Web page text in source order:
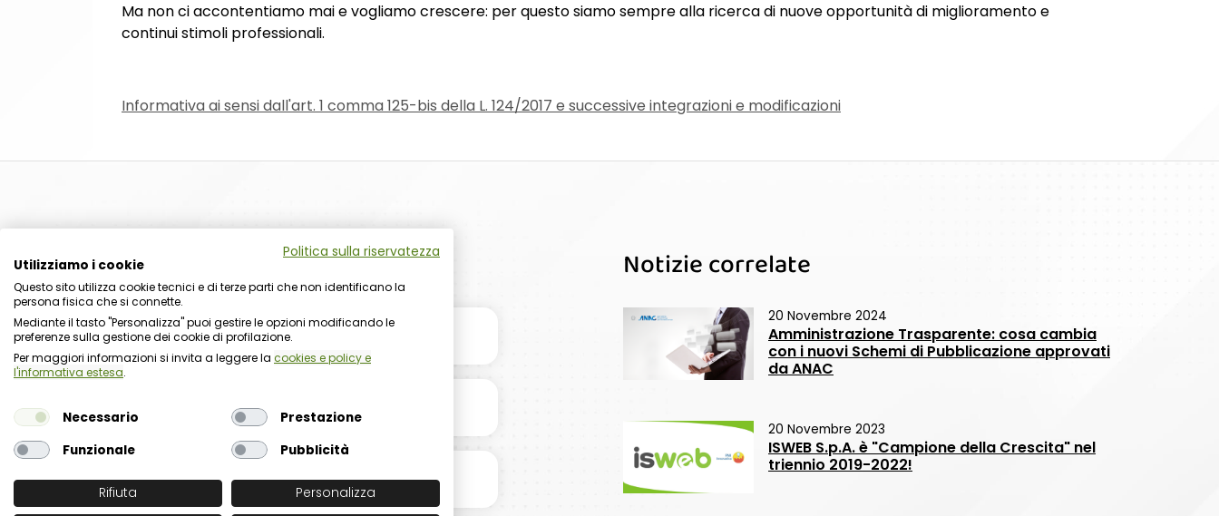
Ma non ci accontentiamo mai e vogliamo crescere: per questo siamo sempre alla ricerca di nuove opportunità di miglioramento e
continui stimoli professionali.
Informativa ai sensi dall'art. 1 comma 125-bis della L. 124/2017 e successive integrazioni e modificazioni
Progetti correlati
Camera di Commercio Maremma e Tirreno
Comune di Nettuno (Rm)
Comune di Cosenza
Notizie correlate
20 Novembre 2024
Amministrazione Trasparente: cosa cambia
con i nuovi Schemi di Pubblicazione approvati
da ANAC
20 Novembre 2023
ISWEB S.p.A. è "Campione della Crescita" nel
triennio 2019-2022!
Politica sulla riservatezza
Utilizziamo i cookie
Questo sito utilizza cookie tecnici e di terze parti che non identificano la
persona fisica che si connette.
Mediante il tasto "Personalizza" puoi gestire le opzioni modificando le
preferenze sulla gestione dei cookie di profilazione.
Per maggiori informazioni si invita a leggere la cookies e policy e
l'informativa estesa.
Necessario
Prestazione
Funzionale
Pubblicità
Rifiuta
Personalizza